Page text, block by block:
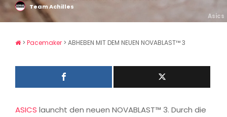
Team Achilles
Asics
> Pacemaker > ABHEBEN MIT DEM NEUEN NOVABLAST™ 3
ASICS launcht den neuen NOVABLAST™ 3. Durch die